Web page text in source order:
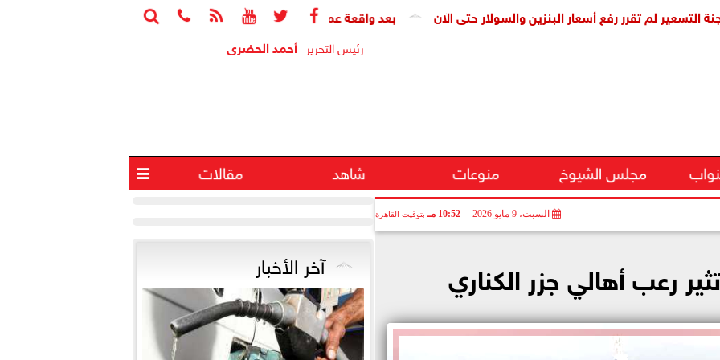






بعد واقعة عمرو عمارة.. نائب رئيس تنظيم الاتصالات لـ«بوابة البرلمان»: من يوقع عقد لم تقرر رفع أسعار البنزين والسولار حتى الآن
رئيس التحرير أحمد الحضرى
مجلس الشيوخ منوعات شاهد مقالات 
السبت، 9 مايو 2026 10:52 مـ بتوقيت القاهرة
رعب أهالي جزر الكناري آخر الأخبار